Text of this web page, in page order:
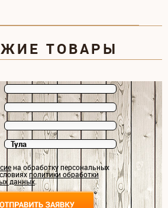
ТОВАРЫ
на обработку персональных
политики обработки
данных.